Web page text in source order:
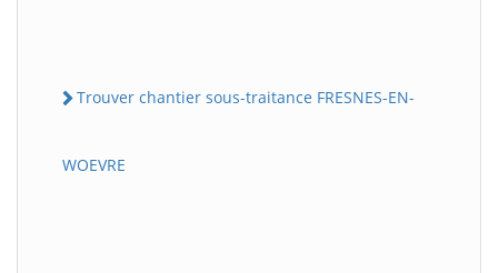
Trouver chantier sous-traitance FRESNES-EN-
WOEVRE